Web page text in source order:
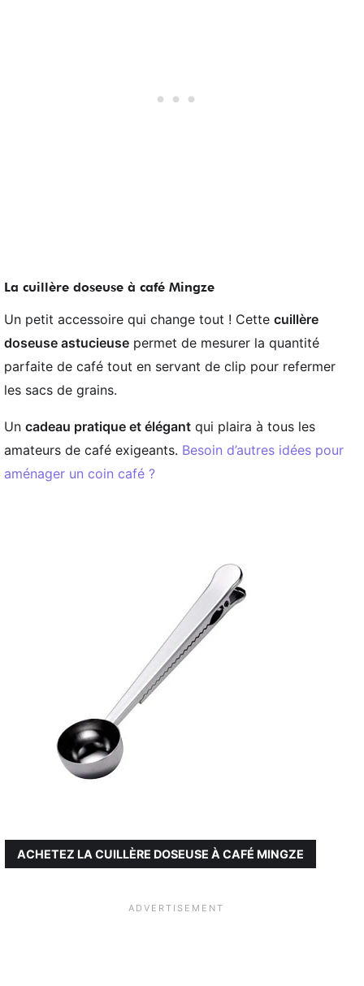
La cuillère doseuse à café Mingze
Un petit accessoire qui change tout ! Cette cuillère
doseuse astucieuse permet de mesurer la quantité
parfaite de café tout en servant de clip pour refermer
les sacs de grains.
Un cadeau pratique et élégant qui plaira à tous les
amateurs de café exigeants. Besoin d’autres idées pour
aménager un coin café ?
ACHETEZ LA CUILLÈRE DOSEUSE À CAFÉ MINGZE